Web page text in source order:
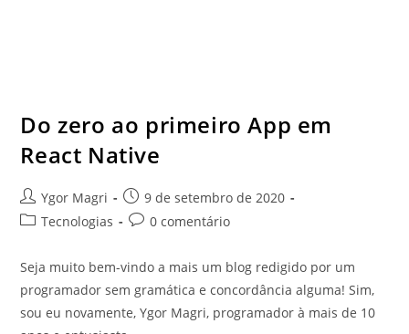
Do zero ao primeiro App em
React Native
Ygor Magri
9 de setembro de 2020
Tecnologias
0 comentário
Seja muito bem-vindo a mais um blog redigido por um
programador sem gramática e concordância alguma! Sim,
sou eu novamente, Ygor Magri, programador à mais de 10